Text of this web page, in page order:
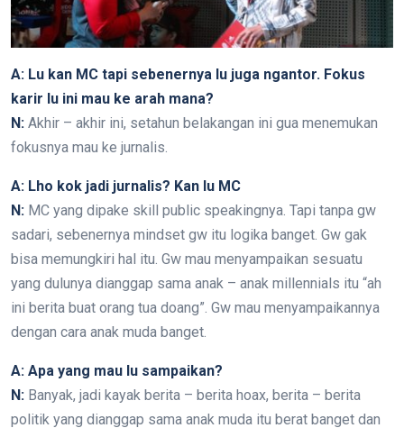
A: Lu kan MC tapi sebenernya lu juga ngantor. Fokus
karir lu ini mau ke arah mana?
N: Akhir – akhir ini, setahun belakangan ini gua menemukan
fokusnya mau ke jurnalis.
A: Lho kok jadi jurnalis? Kan lu MC
N: MC yang dipake skill public speakingnya. Tapi tanpa gw
sadari, sebenernya mindset gw itu logika banget. Gw gak
bisa memungkiri hal itu. Gw mau menyampaikan sesuatu
yang dulunya dianggap sama anak – anak millennials itu “ah
ini berita buat orang tua doang”. Gw mau menyampaikannya
dengan cara anak muda banget.
A: Apa yang mau lu sampaikan?
N: Banyak, jadi kayak berita – berita hoax, berita – berita
politik yang dianggap sama anak muda itu berat banget dan